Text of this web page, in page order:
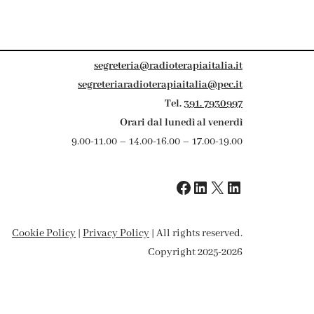
segreteria@radioterapiaitalia.it
segreteriaradioterapiaitalia@pec.it
Tel.391. 7930997
Orari dal lunedì al venerdì
9.00-11.00 – 14.00-16.00 – 17.00-19.00
Cookie Policy | Privacy Policy | All rights reserved.
Copyright 2025-2026